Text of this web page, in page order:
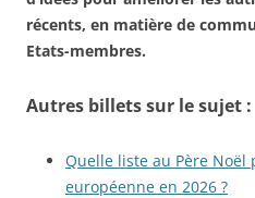
récents, en matière de
Etats-membres.
Autres billets sur le sujet :
Quelle liste au Père
européenne en 2026 ?